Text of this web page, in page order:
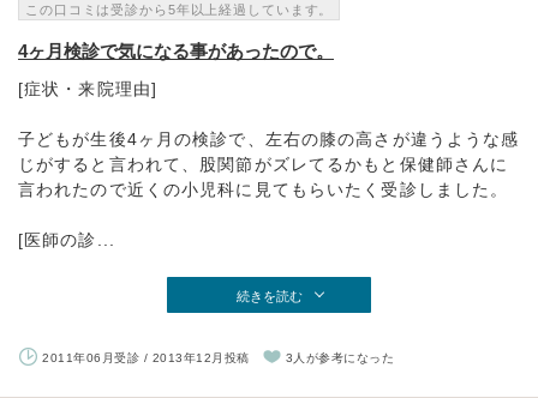
この口コミは受診から5年以上経過しています。
4ヶ月検診で気になる事があったので。
[症状・来院理由]
子どもが生後4ヶ月の検診で、左右の膝の高さが違うような感
じがすると言われて、股関節がズレてるかもと保健師さんに
言われたので近くの小児科に見てもらいたく受診しました。
[医師の診...
続きを読む
2011年06月受診 / 2013年12月投稿 3人が参考になった